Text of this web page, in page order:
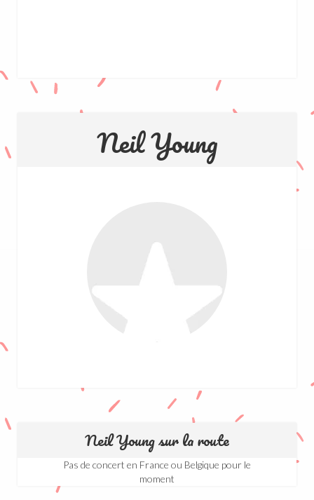
Neil Young
Neil Young sur la route
Pas de concert en France ou Belgique pour le
moment